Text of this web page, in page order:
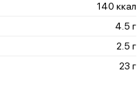
140 ккал
4.5 г
2.5 г
23 г